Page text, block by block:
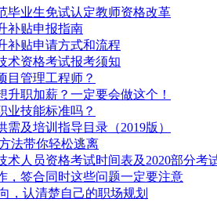
毕业生免试认定教师资格改革
补贴申报指南
补贴申请方式和流程
术资格考试报考须知
目管理工程师？
升职加薪？一定要会做这个！
业技能标准吗？
及培训指导目录（2019版）
法带你轻松逃离
术人员资格考试时间表及2020部分考
，签合同时这些问题一定要注意
，认清楚自己的职场规划